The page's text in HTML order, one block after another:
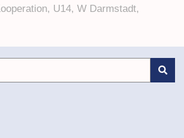
, U14, W Darmstadt,